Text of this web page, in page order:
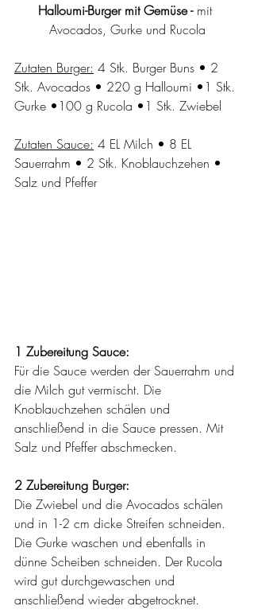
Halloumi-Burger mit Gemüse - mit
Avocados, Gurke und Rucola
Zutaten Burger: 4 Stk. Burger Buns • 2
Stk. Avocados • 220 g Halloumi •1 Stk.
Gurke •100 g Rucola •1 Stk. Zwiebel
Zutaten Sauce: 4 EL Milch • 8 EL
Sauerrahm • 2 Stk. Knoblauchzehen •
Salz und Pfeffer
1 Zubereitung Sauce:
Für die Sauce werden der Sauerrahm und
die Milch gut vermischt. Die
Knoblauchzehen schälen und
anschließend in die Sauce pressen. Mit
Salz und Pfeffer abschmecken.
2 Zubereitung Burger:
Die Zwiebel und die Avocados schälen
und in 1-2 cm dicke Streifen schneiden.
Die Gurke waschen und ebenfalls in
dünne Scheiben schneiden. Der Rucola
wird gut durchgewaschen und
anschließend wieder abgetrocknet.